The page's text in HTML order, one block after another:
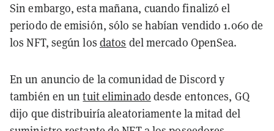
Sin embargo, esta mañana, cuando finalizó el
periodo de emisión, sólo se habían vendido 1.060 de
los NFT, según los datos del mercado OpenSea.
En un anuncio de la comunidad de Discord y
también en untuit eliminado desde entonces, GQ
dijo que distribuiría aleatoriamente la mitad del